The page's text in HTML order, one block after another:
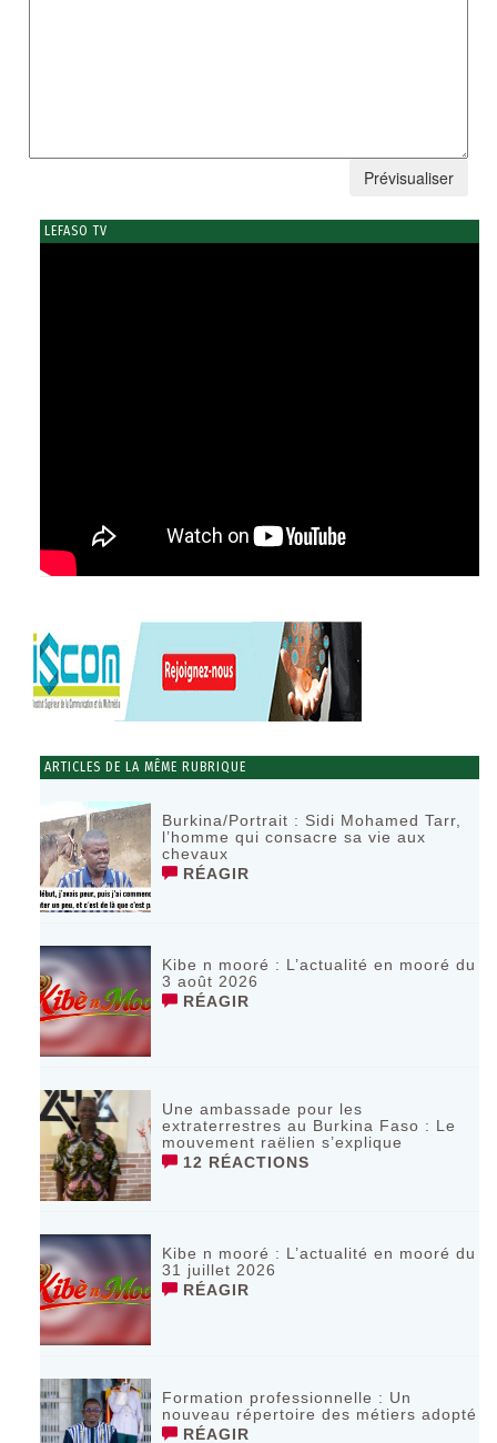
LEFASO TV
ARTICLES DE LA MÊME RUBRIQUE
Burkina/Portrait : Sidi Mohamed Tarr,
l’homme qui consacre sa vie aux
chevaux
RÉAGIR
Kibe n mooré : L’actualité en mooré du
3 août 2026
RÉAGIR
Une ambassade pour les
extraterrestres au Burkina Faso : Le
mouvement raëlien s’explique
12 RÉACTIONS
Kibe n mooré : L’actualité en mooré du
31 juillet 2026
RÉAGIR
Formation professionnelle : Un
nouveau répertoire des métiers adopté
RÉAGIR